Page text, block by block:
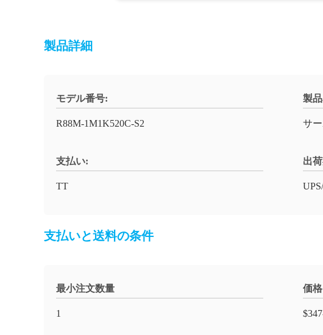
製品詳細
モデル番号:
R88M-1M1K520C-S2
製
サ
支払い:
TT
出
支払いと送料の条件
最小注文数量
1
価格